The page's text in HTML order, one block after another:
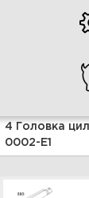
5
4 Головка
0002-E1